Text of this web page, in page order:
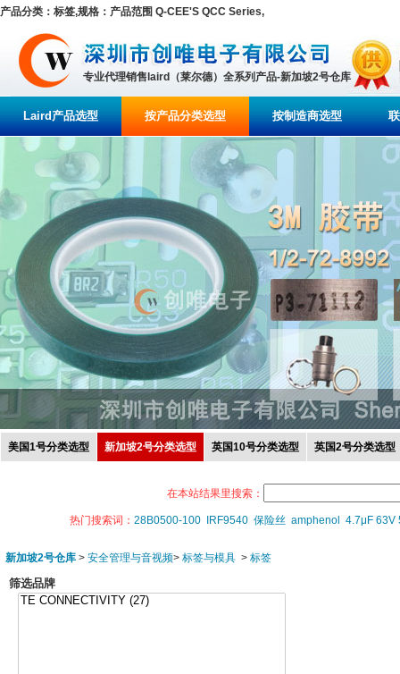
产品分类：标签,规格：产品范围 Q-CEE'S QCC Series,
专业代理销售laird（莱尔德）全系列产品-新加坡2号仓库
Laird产品选型 按产品分类选型 按制造商选型
美国1号分类选型 新加坡2号分类选型 英国10号分类选型 英国2号分类选型
在本站结果里搜索：
热门搜索词： 28B0500-100 IRF9540 保险丝 amphenol 4.7μF 63V
新加坡2号仓库 > 安全管理与音视频> 标签与模具 > 标签
筛选品牌